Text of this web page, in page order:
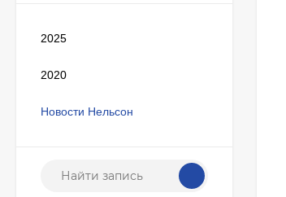
2025
2020
Новости Нельсон